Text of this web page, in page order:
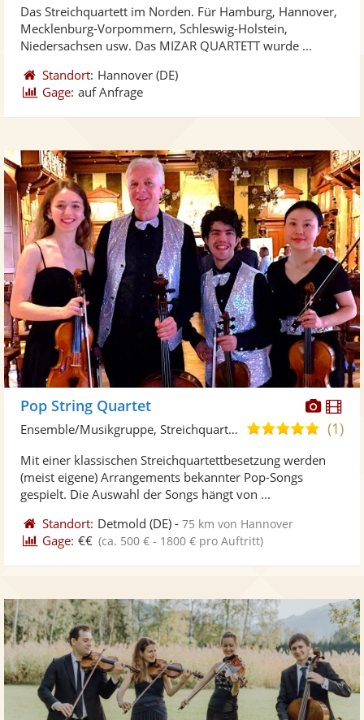
Fotos
5
Das Streichquartett im Norden. Für Hamburg, Hannover,
Mecklenburg-Vorpommern, Schleswig-Holstein,
Niedersachsen usw. Das MIZAR QUARTETT wurde ...
Standort: Hannover (DE)
Gage: auf Anfrage
Fotos
Pop String Quartet
5,0
5
(1)
Ensemble/Musikgruppe, Streichquartett
Mit einer klassischen Streichquartettbesetzung werden
(meist eigene) Arrangements bekannter Pop-Songs
gespielt. Die Auswahl der Songs hängt von ...
Standort: Detmold (DE) -75 km von Hannover
Gage: €€ (ca. 500 € - 1800 € pro Auftritt)